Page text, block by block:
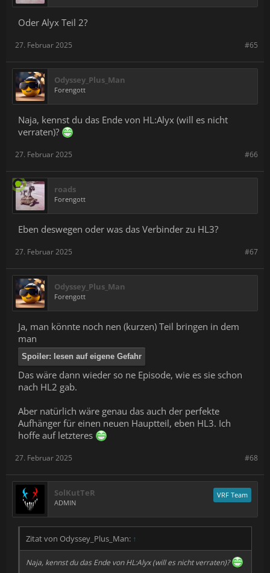
Oder Alyx Teil 2?
#65
27. Februar 2025
Odyssey_Plus_Man
Forengott
Naja, kennst du das Ende von HL:Alyx (will es nicht
verraten)?
#66
27. Februar 2025
roads
Forengott
Eben deswegen oder was das Verbinder zu HL3?
#67
27. Februar 2025
Odyssey_Plus_Man
Forengott
Ja, man könnte noch nen (kurzen) Teil bringen in dem
man
Spoiler: lesen auf eigene Gefahr
Das wäre dann wieder so ne Episode, wie es sie schon
nach HL2 gab.
Aber natürlich wäre genau das auch der perfekte
Aufhänger für einen neuen Hauptteil, eben HL3. Ich
hoffe auf letzteres
#68
27. Februar 2025
SolKutTeR
ADMIN
VRF Team
Zitat von Odyssey_Plus_Man: ↑
Naja, kennst du das Ende von HL:Alyx (will es nicht verraten)?